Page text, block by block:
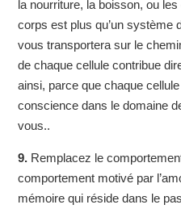
la nourriture, la boisson, ou
corps est plus qu’un système
vous transportera sur le
de chaque cellule contribue
ainsi, parce que chaque
conscience dans le domaine
vous..
9. Remplacez le
comportement motivé par
mémoire qui réside dans le